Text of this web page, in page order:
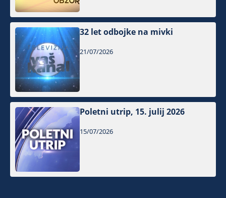
32 let odbojke na mivki
21/07/2026
Poletni utrip, 15. julij 2026
15/07/2026